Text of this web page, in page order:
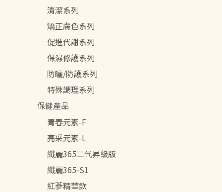
清潔系列
矯正膚色系列
促進代謝系列
保濕修護系列
防曬/防護系列
特殊調理系列
保健產品
青春元素-F
亮采元素-L
纖麗365二代昇級版
纖麗365-S1
紅蔘精華飲